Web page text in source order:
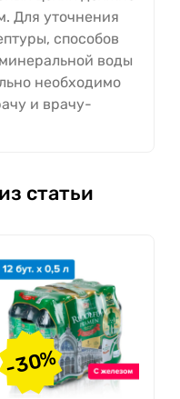
Для уточнения
способов
воды
необходимо
и врачу-
статьи
-30%